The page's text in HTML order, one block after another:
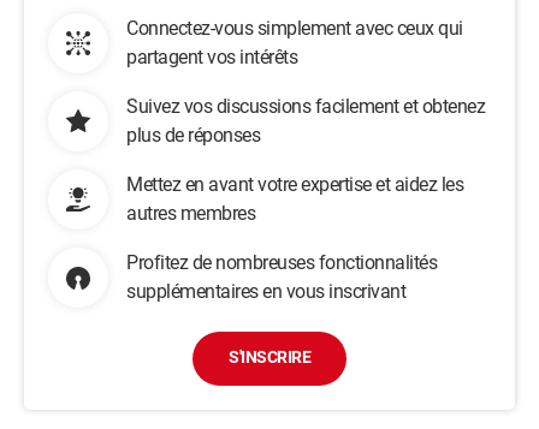
Connectez-vous simplement avec ceux qui
partagent vos intérêts
Suivez vos discussions facilement et obtenez
plus de réponses
Mettez en avant votre expertise et aidez les
autres membres
Profitez de nombreuses fonctionnalités
supplémentaires en vous inscrivant
S'INSCRIRE